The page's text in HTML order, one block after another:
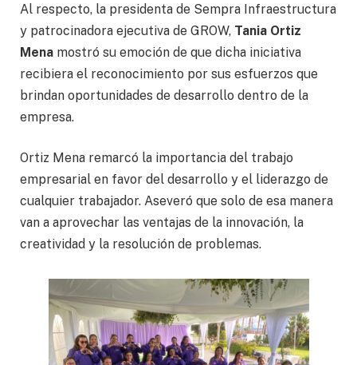
Al respecto, la presidenta de Sempra Infraestructura
y patrocinadora ejecutiva de GROW, Tania Ortiz
Mena mostró su emoción de que dicha iniciativa
recibiera el reconocimiento por sus esfuerzos que
brindan oportunidades de desarrollo dentro de la
empresa.
Ortiz Mena remarcó la importancia del trabajo
empresarial en favor del desarrollo y el liderazgo de
cualquier trabajador. Aseveró que solo de esa manera
van a aprovechar las ventajas de la innovación, la
creatividad y la resolución de problemas.